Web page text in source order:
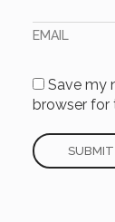
EMAIL
Save my
browser for